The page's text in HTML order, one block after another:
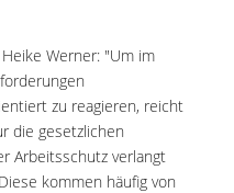
Werner: "Um im
zu reagieren, reicht
die gesetzlichen
Arbeitsschutz verlangt
kommen häufig von